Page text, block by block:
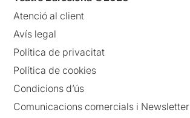
Atenció al client
Avís legal
Política de privacitat
Política de cookies
Condicions d’ús
Comunicacions comercials i Newsletter